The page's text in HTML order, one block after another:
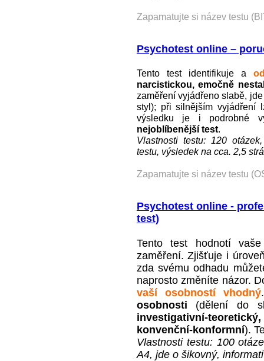
Zapamatujte si název testu
Psychotest online –
Tento test identifikuje a
narcistickou, emočně
zaměření vyjádřeno slabě,
styl); při silnějším vyjádření
výsledku je i podrobné
nejoblíbenější test.
Vlastnosti testu: 120
testu, výsledek na cca. 2,5
Zapamatujte si název testu
Psychotest online -
test)
Tento test hodnotí
zaměření. Zjišťuje i
zda svému odhadu
naprosto změníte názor.
vaší osobností vhodný
osobnosti (dělení do
investigativní-
konvenční-konformní).
Vlastnosti testu: 100
A4, jde o šikovný,